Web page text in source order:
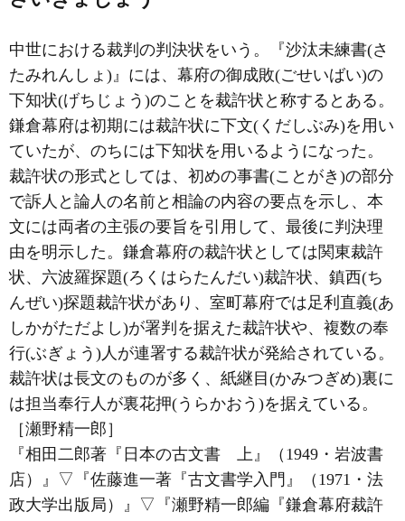
中世における裁判の判決状をいう。『沙汰未練書(さ
たみれんしょ)』には、幕府の御成敗(ごせいばい)の
下知状(げちじょう)のことを裁許状と称するとある。
鎌倉幕府は初期には裁許状に下文(くだしぶみ)を用い
ていたが、のちには下知状を用いるようになった。
裁許状の形式としては、初めの事書(ことがき)の部分
で訴人と論人の名前と相論の内容の要点を示し、本
文には両者の主張の要旨を引用して、最後に判決理
由を明示した。鎌倉幕府の裁許状としては関東裁許
状、六波羅探題(ろくはらたんだい)裁許状、鎮西(ち
んぜい)探題裁許状があり、室町幕府では足利直義(あ
しかがただよし)が署判を据えた裁許状や、複数の奉
行(ぶぎょう)人が連署する裁許状が発給されている。
裁許状は長文のものが多く、紙継目(かみつぎめ)裏に
は担当奉行人が裏花押(うらかおう)を据えている。
［瀬野精一郎］
『相田二郎著『日本の古文書 上』（1949・岩波書
店）』 ▽ 『佐藤進一著『古文書学入門』（1971・法
政大学出版局）』 ▽ 『瀬野精一郎編『鎌倉幕府裁許